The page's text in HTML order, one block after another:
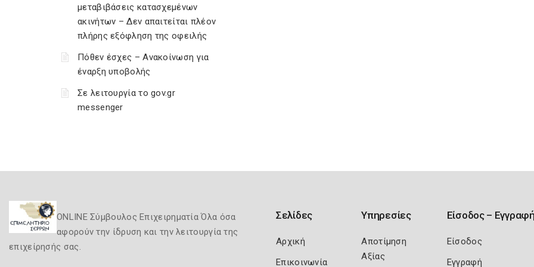
μεταβιβάσεις κατασχεμένων
ακινήτων – Δεν απαιτείται πλέον
πλήρης εξόφληση της οφειλής
Πόθεν έσχες – Ανακοίνωση για
έναρξη υποβολής
Σε λειτουργία το gov.gr
messenger
ONLINE Σύμβουλος Επιχειρηματία Όλα όσα
αφορούν την ίδρυση και την λειτουργία της
επιχείρησής σας.
Σελίδες
Αρχική
Επικοινωνία
Υπηρεσίες
Αποτίμηση
Αξίας
Είσοδος –
Είσοδος
Εγγραφή